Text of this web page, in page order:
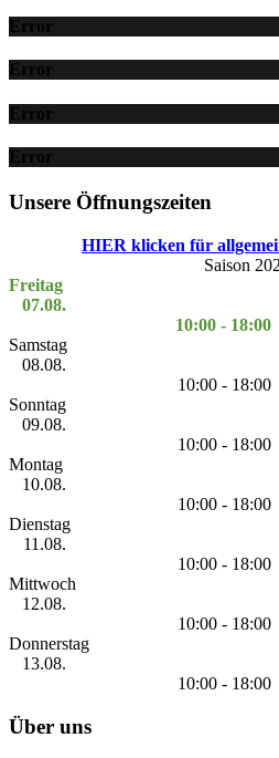
Error
Error
Error
Error
Unsere Öffnungszeiten
HIER klicken für
Saison
Freitag
07.08.
10:00 - 18:00
Samstag
08.08.
10:00 - 18:00
Sonntag
09.08.
10:00 - 18:00
Montag
10.08.
10:00 - 18:00
Dienstag
11.08.
10:00 - 18:00
Mittwoch
12.08.
10:00 - 18:00
Donnerstag
13.08.
10:00 - 18:00
Über uns